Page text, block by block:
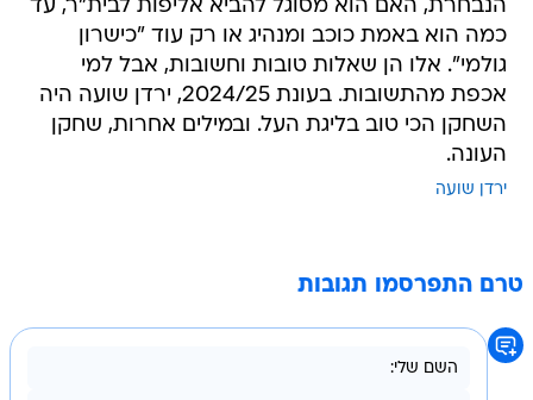
הנבחרת, האם הוא מסוגל להביא אליפות לבית"ר, עד
כמה הוא באמת כוכב ומנהיג או רק עוד "כישרון
גולמי". אלו הן שאלות טובות וחשובות, אבל למי
אכפת מהתשובות. בעונת 2024/25, ירדן שועה היה
השחקן הכי טוב בליגת העל. ובמילים אחרות, שחקן
העונה.
ירדן שועה
טרם התפרסמו תגובות